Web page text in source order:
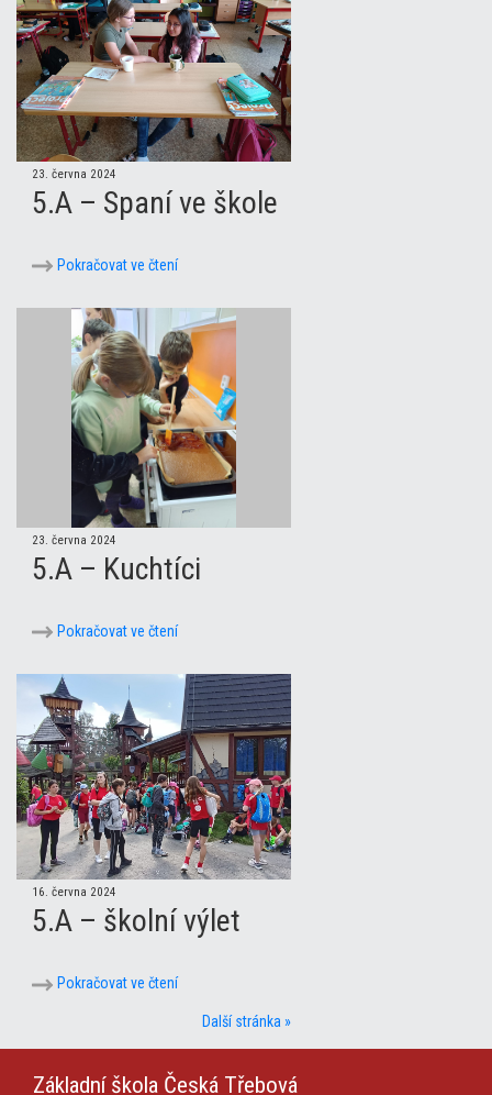
23. června 2024
5.A – Spaní ve škole
Pokračovat ve čtení
23. června 2024
5.A – Kuchtíci
Pokračovat ve čtení
16. června 2024
5.A – školní výlet
Pokračovat ve čtení
Další stránka »
Základní škola Česká Třebová